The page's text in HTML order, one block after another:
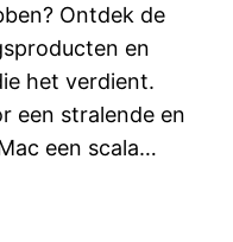
Ontdek de
en
het verdient.
een stralende en
een scala…